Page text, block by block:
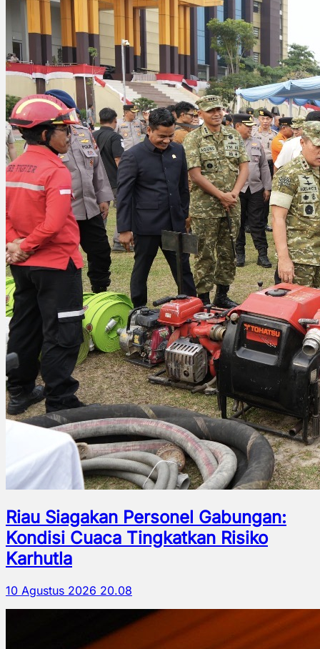
Riau Siagakan Personel Gabungan:
Kondisi Cuaca Tingkatkan Risiko
Karhutla
10 Agustus 2026 20.08